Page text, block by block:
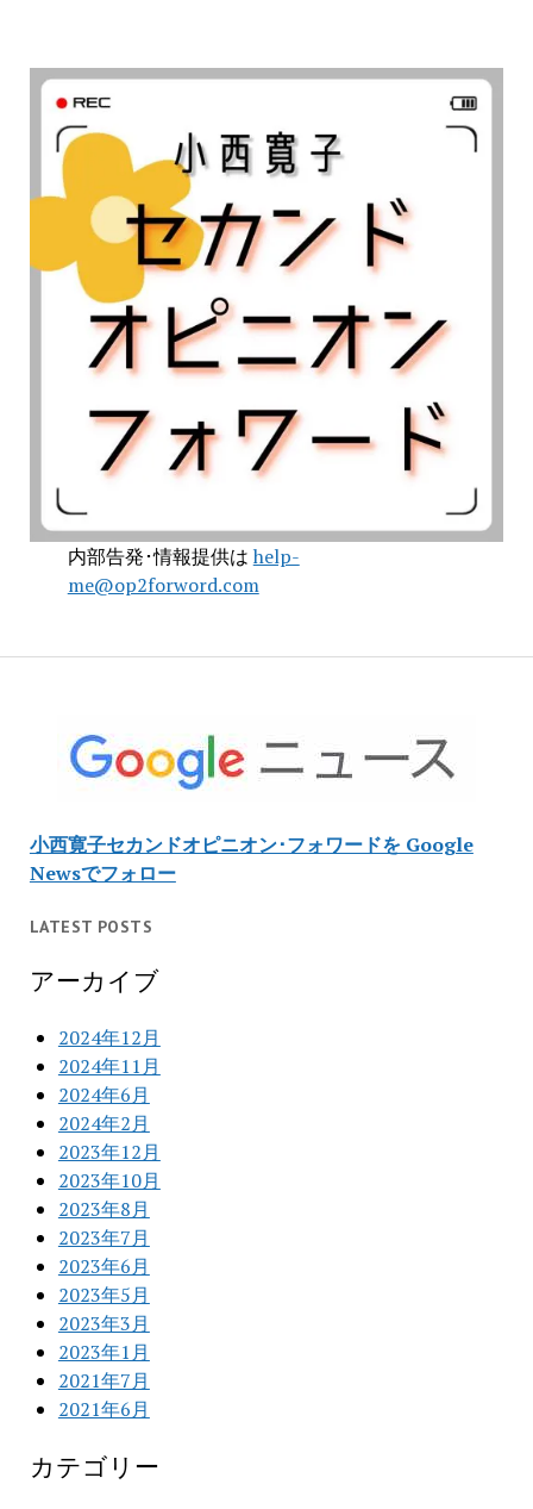
内部告発･情報提供は help-
me@op2forword.com
小西寛子セカンドオピニオン･フォワードを Google
Newsでフォロー
LATEST POSTS
アーカイブ
2024年12月
2024年11月
2024年6月
2024年2月
2023年12月
2023年10月
2023年8月
2023年7月
2023年6月
2023年5月
2023年3月
2023年1月
2021年7月
2021年6月
カテゴリー